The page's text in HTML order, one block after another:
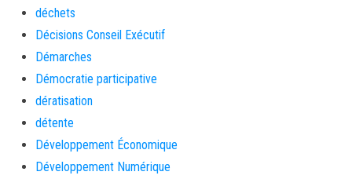
déchets
Décisions Conseil Exécutif
Démarches
Démocratie participative
dératisation
détente
Développement Économique
Développement Numérique